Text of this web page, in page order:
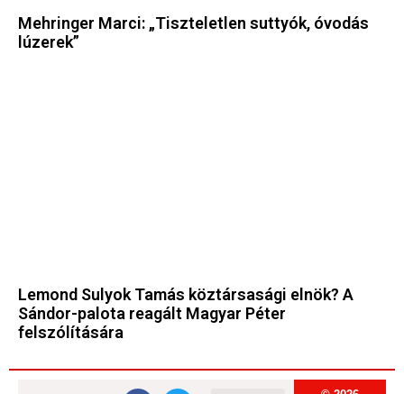
Mehringer Marci: „Tiszteletlen suttyók, óvodás
lúzerek”
Lemond Sulyok Tamás köztársasági elnök? A
Sándor-palota reagált Magyar Péter
felszólítására